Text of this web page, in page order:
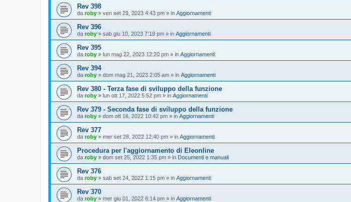
Rev 398
da roby » ven set 29, 2023 4:43 pm » in Aggiornamenti
Rev 396
da roby » sab giu 10, 2023 7:19 pm » in Aggiornamenti
Rev 395
da roby » lun mag 22, 2023 12:20 pm » in Aggiornamenti
Rev 394
da roby » dom mag 21, 2023 2:05 am » in Aggiornamenti
Rev 380 - Terza fase di sviluppo della funzione
da roby » lun ott 17, 2022 5:52 pm » in Aggiornamenti
Rev 379 - Seconda fase di sviluppo della funzione
da roby » dom ott 16, 2022 10:42 pm » in Aggiornamenti
Rev 377
da roby » mer set 28, 2022 12:40 pm » in Aggiornamenti
Procedura per l'aggiornamento di Eleonline
da roby » dom set 25, 2022 1:35 pm » in Documenti e manuali
Rev 376
da roby » sab set 24, 2022 1:15 pm » in Aggiornamenti
Rev 370
da roby » mer giu 01, 2022 6:14 pm » in Aggiornamenti